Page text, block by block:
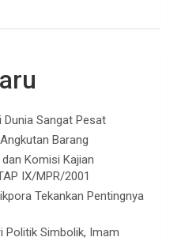
Dunia Sangat Pesat
Barang
Komisi Kajian
IX/MPR/2001
Tekankan Pentingnya
Politik Simbolik, Imam